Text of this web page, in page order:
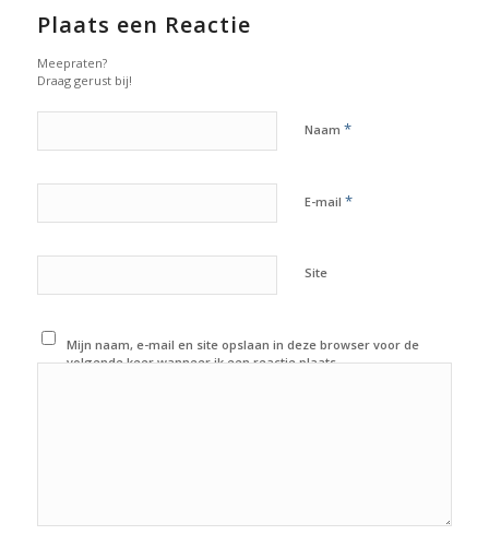
Plaats een Reactie
Meepraten?
Draag gerust bij!
Naam *
E-mail *
Site
Mijn naam, e-mail en site opslaan in deze browser voor de
volgende keer wanneer ik een reactie plaats.